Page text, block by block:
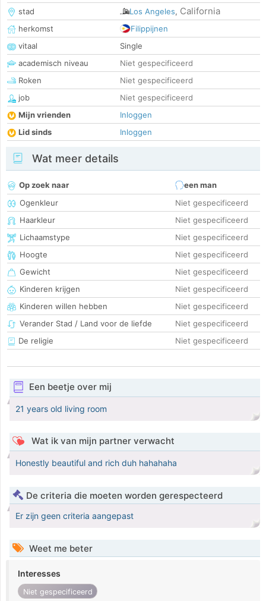
stad
Los Angeles, California
herkomst
Filippijnen
vitaal
Single
academisch niveau
Niet gespecificeerd
Roken
Niet gespecificeerd
job
Niet gespecificeerd
Mijn vrienden
Inloggen
Lid sinds
Inloggen
Wat meer details
Op zoek naar
een man
Ogenkleur
Niet gespecificeerd
Haarkleur
Niet gespecificeerd
Lichaamstype
Niet gespecificeerd
Hoogte
Niet gespecificeerd
Gewicht
Niet gespecificeerd
Kinderen krijgen
Niet gespecificeerd
Kinderen willen hebben
Niet gespecificeerd
Verander Stad / Land voor de liefde
Niet gespecificeerd
De religie
Niet gespecificeerd
Een beetje over mij
21 years old living room
Wat ik van mijn partner verwacht
Honestly beautiful and rich duh hahahaha
De criteria die moeten worden gerespecteerd
Er zijn geen criteria aangepast
Weet me beter
Interesses
Niet gespecificeerd